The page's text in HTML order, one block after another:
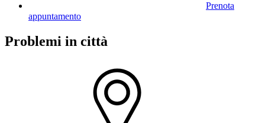
Prenota
appuntamento
Problemi in città